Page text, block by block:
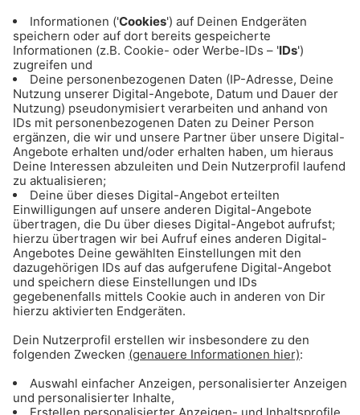
ANZEIGE - Eishockey: Alle Infos & Spiele
des EHC Red Bull München